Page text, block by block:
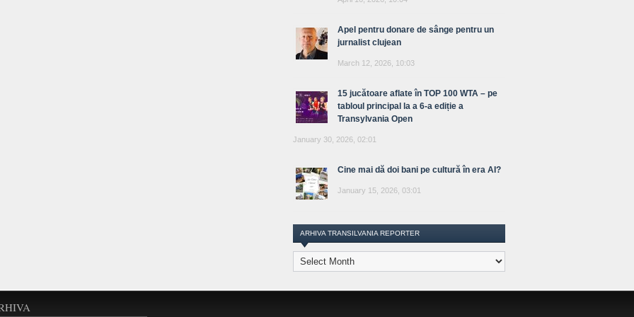
Apel pentru donare de sânge pentru un
jurnalist clujean
March 12, 2026, 10:03
15 jucătoare aflate în TOP 100 WTA – pe
tabloul principal la a 6-a ediție a
Transylvania Open
January 30, 2026, 02:01
Cine mai dă doi bani pe cultură în era AI?
January 15, 2026, 03:01
ARHIVA TRANSILVANIA REPORTER
Arhiva
Transilvania